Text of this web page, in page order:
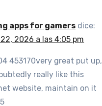
apps for gamers dice:
2026 a las 4:05 pm
453170very great put up,
really like this
website, maintain on it